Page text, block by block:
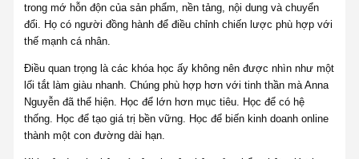
trong mớ hỗn độn của sản phẩm, nền tảng, nội dung và chuyển
đổi. Họ có người đồng hành để điều chỉnh chiến lược phù hợp với
thế mạnh cá nhân.
Điều quan trọng là các khóa học ấy không nên được nhìn như một
lối tắt làm giàu nhanh. Chúng phù hợp hơn với tinh thần mà Anna
Nguyễn đã thể hiện. Học để lớn hơn mục tiêu. Học để có hệ
thống. Học để tạo giá trị bền vững. Học để biến kinh doanh online
thành một con đường dài hạn.